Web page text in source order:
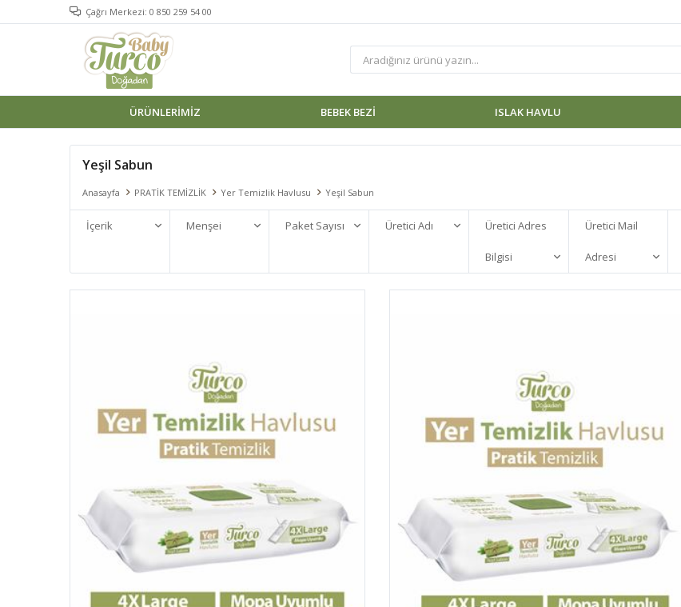
Çağrı Merkezi: 0 850 259 54 00
ÜRÜNLERIMIZ BEBEK BEZI ISLAK HAVLU
Yeşil Sabun
Anasayfa PRATİK TEMİZLİK Yer Temizlik Havlusu Yeşil Sabun
İçerik Menşei Paket Sayısı Üretici Adı Üretici Adres
Bilgisi
Üretici Mail
Adresi